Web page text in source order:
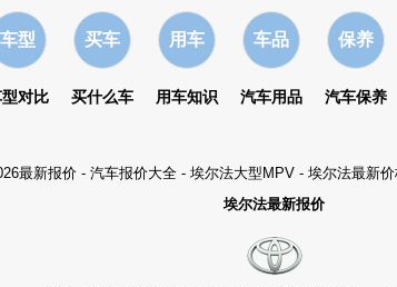
车型
对比
买车
买什么车
用车
用车知识
车品
汽车用品
保养
汽车保养
最新报价- 汽车报价大全- 埃尔法大型MPV- 埃尔法最新价
埃尔法最新报价